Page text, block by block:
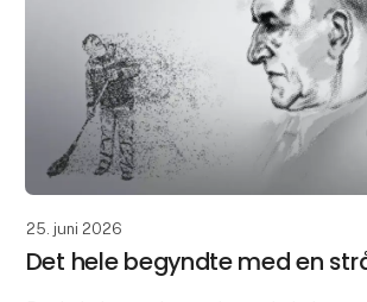
25. juni 2026
Det hele begyndte med en